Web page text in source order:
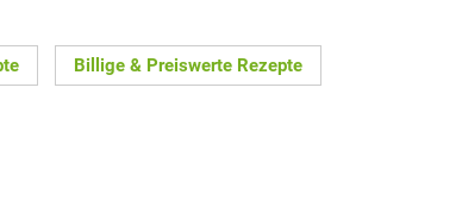
Billige & Preiswerte Rezepte